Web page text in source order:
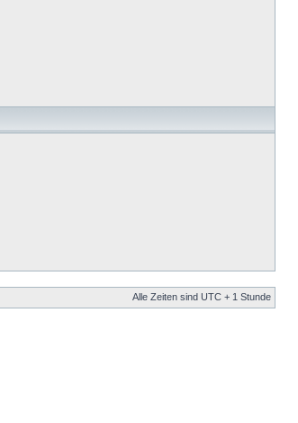
Alle Zeiten sind UTC + 1 Stunde